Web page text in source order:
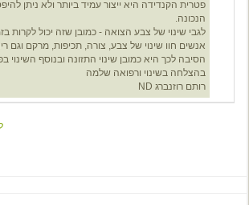
פטרית הקנדידה היא ייצור עמיד ביותר ולא ניתן
הנכונה.
לגבי שינוי של צבע הצואה - כמובן שזה יכול לקרות
אנשים חוו שינוי של צבע, צורה, תכיפות, מרקם וגם
הסיבה לכך היא כמובן שינוי התזונה ובנוסף השינוי
בהצלחה בשינוי ורפואה שלמה
רותם רוזנברג ND